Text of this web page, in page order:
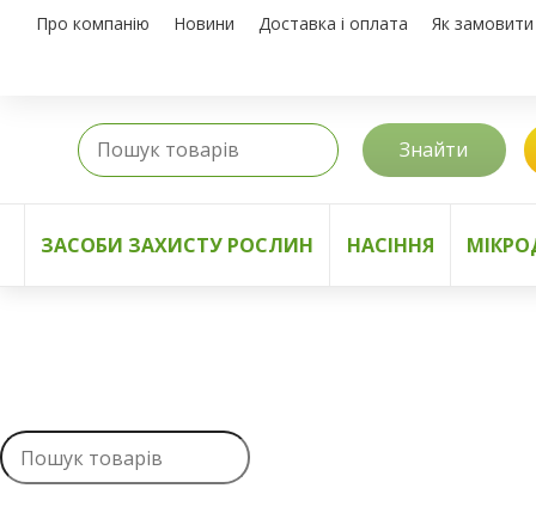
Про компанію Новини Доставка і оплата Як замовити
Знайти
ЗАСОБИ ЗАХИСТУ РОСЛИН НАСІННЯ